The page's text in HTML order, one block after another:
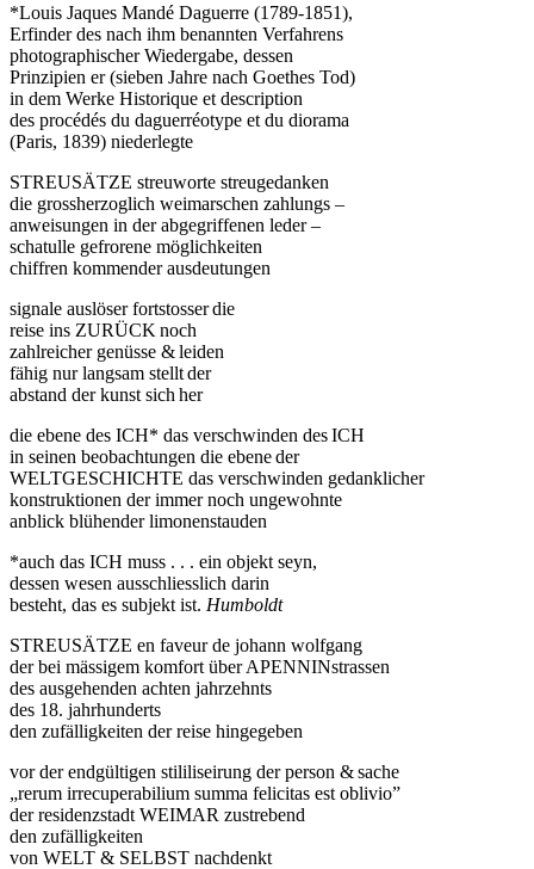
*Louis Jaques Mandé Daguerre (1789-1851),
Erfinder des nach ihm benannten Verfahrens
photographischer Wiedergabe, dessen
Prinzipien er (sieben Jahre nach Goethes Tod)
in dem Werke Historique et description
des procédés du daguerréotype et du diorama
(Paris, 1839) niederlegte
STREUSÄTZE streuworte streugedanken
die grossherzoglich weimarschen zahlungs –
anweisungen in der abgegriffenen leder –
schatulle gefrorene möglichkeiten
chiffren kommender ausdeutungen
signale auslöser fortstosser die
reise ins ZURÜCK noch
zahlreicher genüsse & leiden
fähig nur langsam stellt der
abstand der kunst sich her
die ebene des ICH* das verschwinden des ICH
in seinen beobachtungen die ebene der
WELTGESCHICHTE das verschwinden gedanklicher
konstruktionen der immer noch ungewohnte
anblick blühender limonenstauden
*auch das ICH muss . . . ein objekt seyn,
dessen wesen ausschliesslich darin
besteht, das es subjekt ist. Humboldt
STREUSÄTZE en faveur de johann wolfgang
der bei mässigem komfort über APENNINstrassen
des ausgehenden achten jahrzehnts
des 18. jahrhunderts
den zufälligkeiten der reise hingegeben
vor der endgültigen stililiseirung der person & sache
„rerum irrecuperabilium summa felicitas est oblivio”
der residenzstadt WEIMAR zustrebend
den zufälligkeiten
von WELT & SELBST nachdenkt